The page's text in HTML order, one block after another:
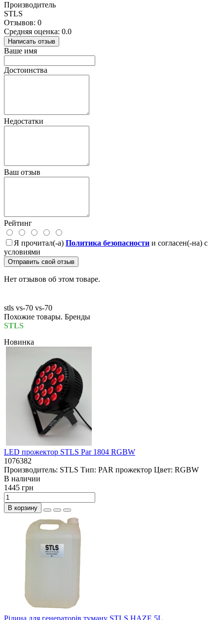
Производитель
STLS
Отзывов: 0
Средняя оценка: 0.0
Написать отзыв
Ваше имя
Достоинства
Недостатки
Ваш отзыв
Рейтинг
Я прочитал(-а) Политика безопасности и согласен(-на) с
условиями
Отправить свой отзыв
Нет отзывов об этом товаре.
stls vs-70 vs-70
Похожие товары. Бренды
STLS
Новинка
LED прожектор STLS Par 1804 RGBW
1076382
Производитель: STLS Тип: PAR прожектор Цвет: RGBW
В наличии
1445 грн
В корзину